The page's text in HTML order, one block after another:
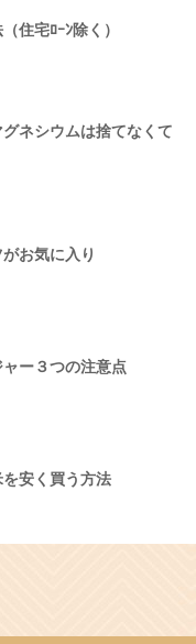
住宅ﾛｰﾝ除く）
グネシウムは捨てなくて
お気に入り
ー３つの注意点
を安く買う方法